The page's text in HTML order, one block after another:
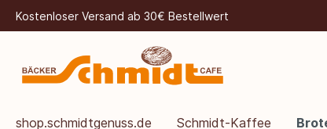
Kostenloser Versand ab 30€ Bestellwert
shop.schmidtgenuss.de Schmidt-Kaffee